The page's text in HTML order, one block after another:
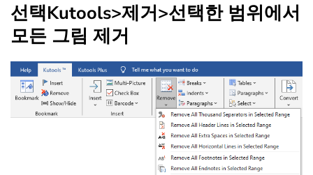
선택Kutools>제거>선택한 범위에서
모든 그림 제거